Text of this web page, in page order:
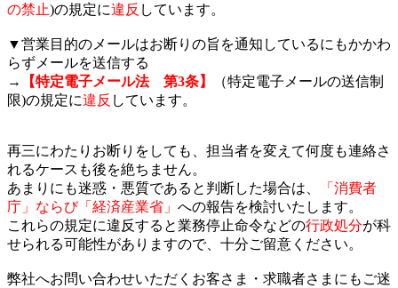
の禁止)の規定に違反 しています。
▼営業目的のメールはお断りの旨を通知しているにもかかわ
らずメールを送信する
→
【特定電子メール法 第3条】
（特定電子メールの送信制
限)の規定に違反 しています。
再三にわたりお断りをしても、担当者を変えて何度も連絡さ
れるケースも後を絶ちません。
あまりにも迷惑・悪質であると判断した場合は、
「消費者
庁」ならび「経済産業省」 への報告を検討いたします。
これらの規定に違反すると業務停止命令などの行政処分が科
せられる可能性がありますので、十分ご留意ください。
弊社へお問い合わせいただくお客さま・求職者さまにもご迷